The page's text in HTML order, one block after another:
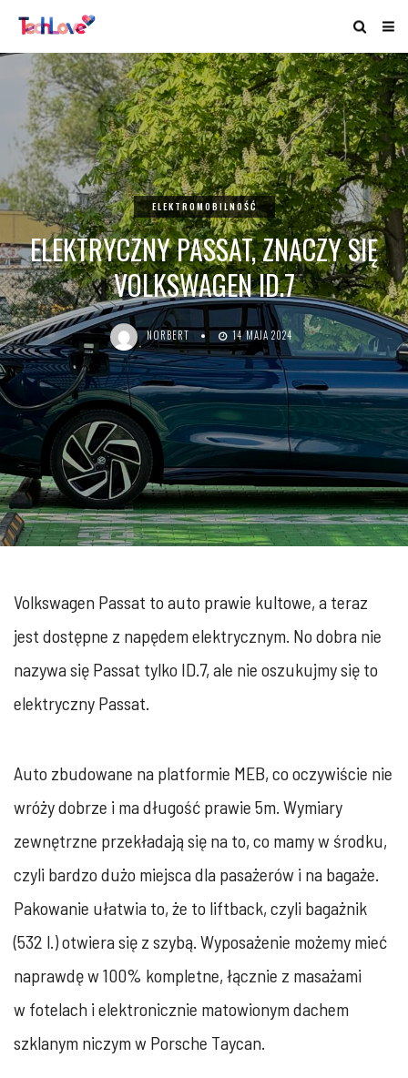
ELEKTROMOBILNOŚĆ
ELEKTRYCZNY PASSAT, ZNACZY SIĘ
VOLKSWAGEN ID.7
NORBERT 14 MAJA 2024
Volkswagen Passat to auto prawie kultowe, a teraz
jest dostępne z napędem elektrycznym. No dobra nie
nazywa się Passat tylko ID.7, ale nie oszukujmy się to
elektryczny Passat.
Auto zbudowane na platformie MEB, co oczywiście nie
wróży dobrze i ma długość prawie 5m. Wymiary
zewnętrzne przekładają się na to, co mamy w środku,
czyli bardzo dużo miejsca dla pasażerów i na bagaże.
Pakowanie ułatwia to, że to liftback, czyli bagażnik
(532 l.) otwiera się z szybą. Wyposażenie możemy mieć
naprawdę w 100% kompletne, łącznie z masażami
w fotelach i elektronicznie matowionym dachem
szklanym niczym w Porsche Taycan.